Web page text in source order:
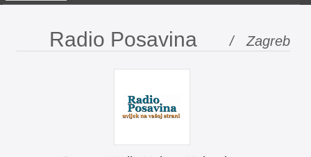
Radio Posavina / Zagreb